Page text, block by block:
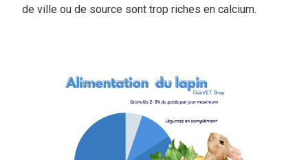
de ville ou de source sont trop riches en calcium.